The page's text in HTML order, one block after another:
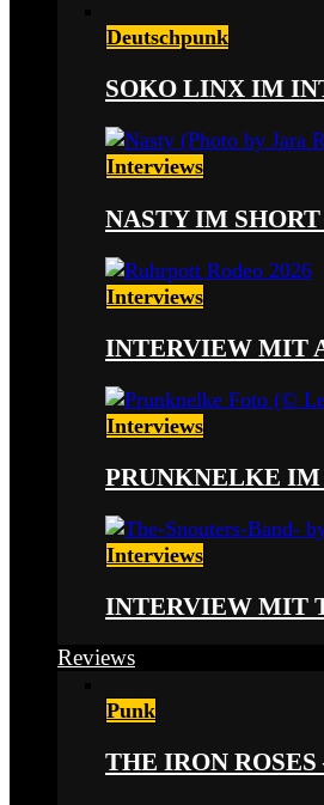
Deutschpunk
SOKO LINX IM
Interviews
NASTY IM
Interviews
INTERVIEW MIT
Interviews
PRUNKNELKE
Interviews
INTERVIEW MIT
Reviews
Punk
THE IRON